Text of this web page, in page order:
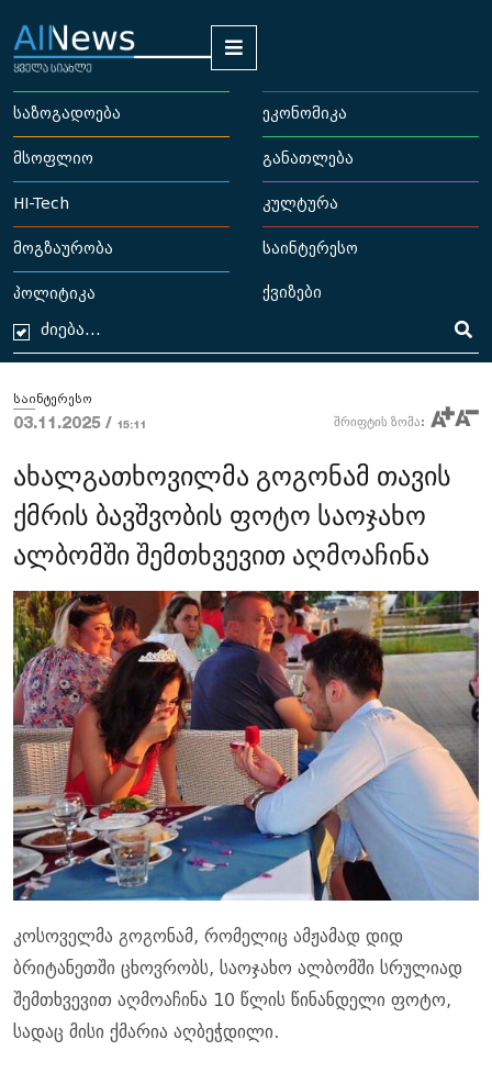
საზოგადოება ეკონომიკა
მსოფლიო განათლება
HI-Tech კულტურა
მოგზაურობა საინტერესო
პოლიტიკა ქვიზები
საინტერესო
03.11.2025 / 15:11 შრიფტის ზომა:
ახალგათხოვილმა გოგონამ თავის
ქმრის ბავშვობის ფოტო საოჯახო
ალბომში შემთხვევით აღმოაჩინა
კოსოველმა გოგონამ, რომელიც ამჟამად დიდ
ბრიტანეთში ცხოვრობს, საოჯახო ალბომში სრულიად
შემთხვევით აღმოაჩინა 10 წლის წინანდელი ფოტო,
სადაც მისი ქმარია აღბეჭდილი.